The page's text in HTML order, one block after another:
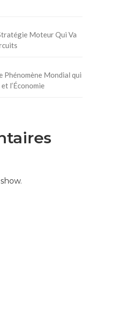
Moteur Qui Va
Phénomène Mondial qui
l’Économie